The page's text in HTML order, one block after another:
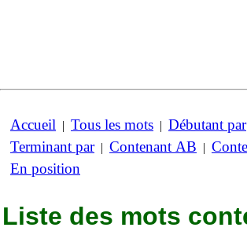
Accueil | Tous les mots | Débutant par
Terminant par| Contenant AB |
En position
Liste des mots